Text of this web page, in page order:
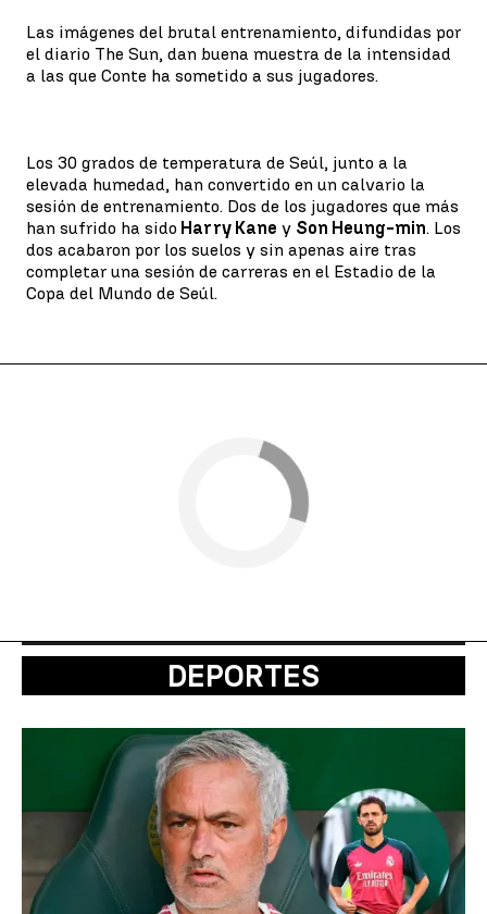
Las imágenes del brutal entrenamiento, difundidas por
el diario The Sun, dan buena muestra de la intensidad
a las que Conte ha sometido a sus jugadores.
Los 30 grados de temperatura de Seúl, junto a la
elevada humedad, han convertido en un calvario la
sesión de entrenamiento. Dos de los jugadores que más
han sufrido ha sido Harry Kane y Son Heung-min. Los
dos acabaron por los suelos y sin apenas aire tras
completar una sesión de carreras en el Estadio de la
Copa del Mundo de Seúl.
DEPORTES